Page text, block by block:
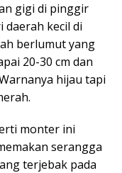
gigi di pinggir
daerah kecil di
berlumut yang
20-30 cm dan
hijau tapi
monter ini
serangga
terjebak pada